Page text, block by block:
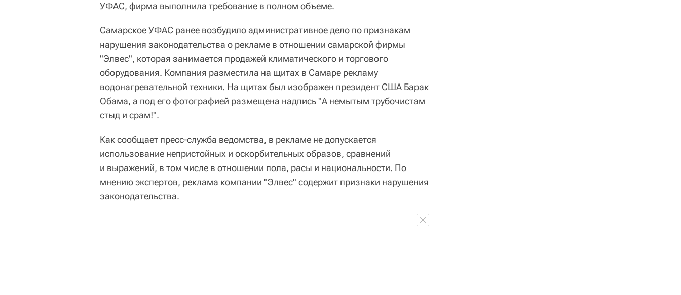
УФАС, фирма выполнила требование в полном объеме.
Самарское УФАС ранее возбудило административное дело по признакам
нарушения законодательства о рекламе в отношении самарской фирмы
"Элвес", которая занимается продажей климатического и торгового
оборудования. Компания разместила на щитах в Самаре рекламу
водонагревательной техники. На щитах был изображен президент США Барак
Обама, а под его фотографией размещена надпись "А немытым трубочистам
стыд и срам!".
Как сообщает пресс-служба ведомства, в рекламе не допускается
использование непристойных и оскорбительных образов, сравнений
и выражений, в том числе в отношении пола, расы и национальности. По
мнению экспертов, реклама компании "Элвес" содержит признаки нарушения
законодательства.